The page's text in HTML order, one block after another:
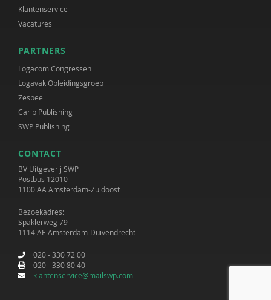
Klantenservice
Vacatures
PARTNERS
Logacom Congressen
Logavak Opleidingsgroep
Zesbee
Carib Publishing
SWP Publishing
CONTACT
BV Uitgeverij SWP
Postbus 12010
1100 AA Amsterdam-Zuidoost
Bezoekadres:
Spaklerweg 79
1114 AE Amsterdam-Duivendrecht
020 - 330 72 00
020 - 330 80 40
klantenservice@mailswp.com